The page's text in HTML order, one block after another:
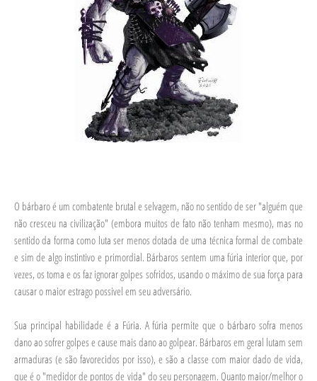
O bárbaro é um combatente brutal e selvagem, não no sentido de ser "alguém que
não cresceu na civilização" (embora muitos de fato não tenham mesmo), mas no
sentido da forma como luta ser menos dotada de uma técnica formal de combate
e sim de algo instintivo e primordial. Bárbaros sentem uma fúria interior que, por
vezes, os toma e os faz ignorar golpes sofridos, usando o máximo de sua força para
causar o maior estrago possivel em seu adversário.
Sua principal habilidade é a Fúria. A fúria permite que o bárbaro sofra menos
dano ao sofrer golpes e cause mais dano ao golpear. Bárbaros em geral lutam sem
armaduras (e são favorecidos por isso), e são a classe com maior dado de vida,
que é o "medidor de pontos de vida" do seu personagem. Quanto maior/melhor o